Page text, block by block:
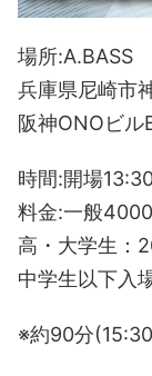
場所:A.BASS
兵庫県尼崎市
阪神ONOビル
時間:開場
料金:一般
高・大学生：
中学生以下入
※約90分